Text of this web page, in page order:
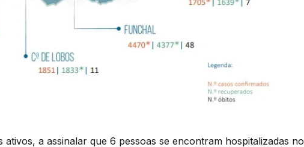
ativos, a assinalar que 6 pessoas se encontram hospitalizadas no